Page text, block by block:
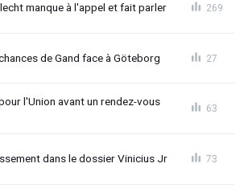
manque à l'appel et fait parler 269
de Gand face à Göteborg 27
l'Union avant un rendez-vous
63
dans le dossier Vinicius Jr 73